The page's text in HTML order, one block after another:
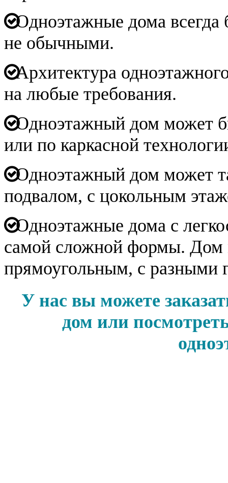
Одноэтажные дома всегда
не обычными.
Архитектура
на любые требования.
Одноэтажный дом может
или по каркасной
Одноэтажный дом может
подвалом, с цокольным
Одноэтажные дома с
самой сложной формы. Дом
прямоугольным, с разными
У нас вы можете
дом или